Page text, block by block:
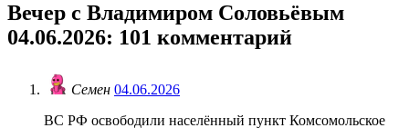
Вечер с Владимиром Соловьёвым
04.06.2026: 101 комментарий
Семен 04.06.2026
ВС РФ освободили населённый пункт Комсомольское